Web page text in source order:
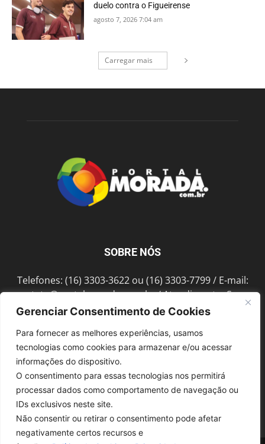
Gerenciar Consentimento de Cookies
Para fornecer as melhores experiências, usamos
tecnologias como cookies para armazenar e/ou acessar
informações do dispositivo.
O consentimento para essas tecnologias nos permitirá
processar dados como comportamento de navegação ou
IDs exclusivos neste site.
Não consentir ou retirar o consentimento pode afetar
negativamente certos recursos e
duelo contra o Figueirense
agosto 7, 2026 7:04 am
Carregar mais
SOBRE NÓS
Telefones: (16) 3303-3622 ou (16) 3303-7799 / E-mail:
contato@portalmorada.com.br/ Atendimento: Seg a
Sex das 8h às 18h / Endereço: Av. Bento de Abreu, 889
SIGA-NOS